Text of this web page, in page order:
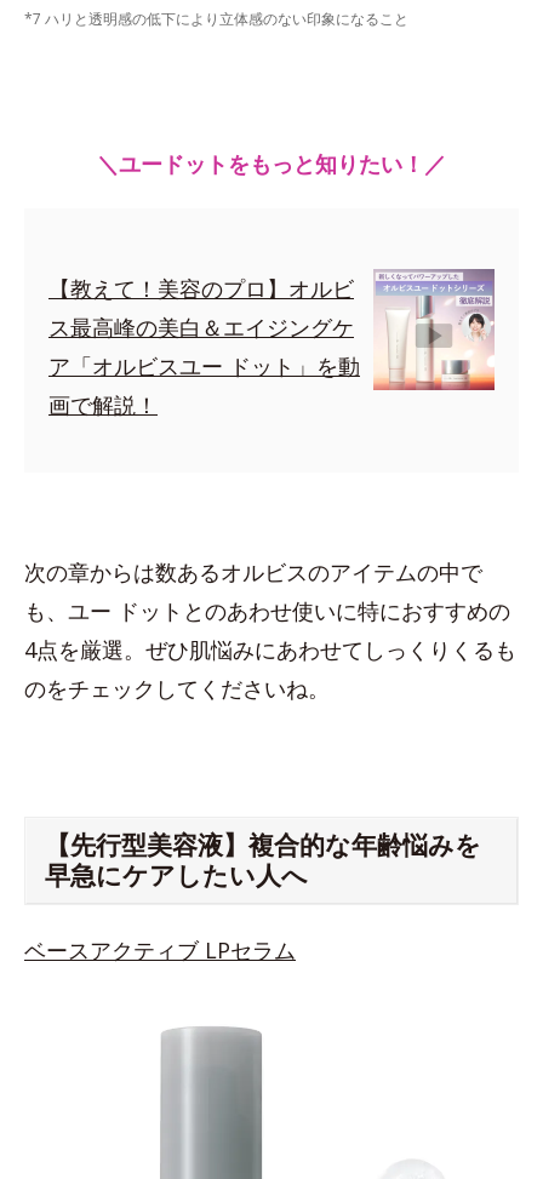
*7 ハリと透明感の低下により立体感のない印象になること
＼ユードットをもっと知りたい！／
【教えて！美容のプロ】オルビ
ス最高峰の美白＆エイジングケ
ア「オルビスユー ドット」を動
画で解説！
次の章からは数あるオルビスのアイテムの中で
も、ユー ドットとのあわせ使いに特におすすめの
4点を厳選。ぜひ肌悩みにあわせてしっくりくるも
のをチェックしてくださいね。
【先行型美容液】複合的な年齢悩みを
早急にケアしたい人へ
ベースアクティブ LPセラム